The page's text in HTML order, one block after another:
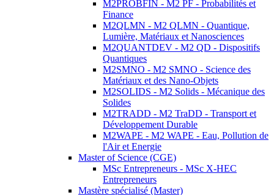
M2PROBFIN - M2 PF - Probabilités et
Finance
M2QLMN - M2 QLMN - Quantique,
Lumière, Matériaux et Nanosciences
M2QUANTDEV - M2 QD - Dispositifs
Quantiques
M2SMNO - M2 SMNO - Science des
Matériaux et des Nano-Objets
M2SOLIDS - M2 Solids - Mécanique des
Solides
M2TRADD - M2 TraDD - Transport et
Développement Durable
M2WAPE - M2 WAPE - Eau, Pollution de
l'Air et Energie
Master of Science (CGE)
MSc Entrepreneurs - MSc X-HEC
Entrepreneurs
Mastère spécialisé (Master)